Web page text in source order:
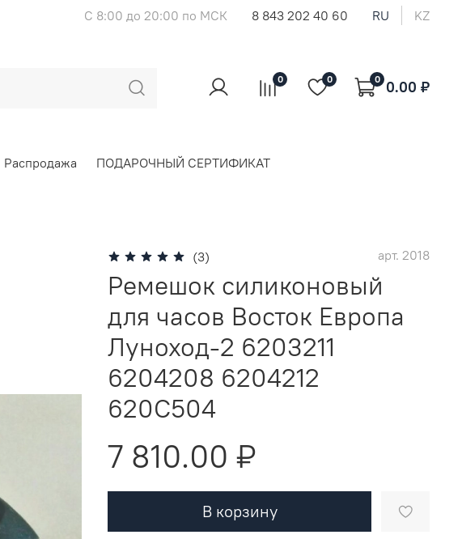
С 8:00 до 20:00 по МСК 8 843 202 40 60 RU KZ
0 0 0 0.00 ₽
Распродажа ПОДАРОЧНЫЙ СЕРТИФИКАТ
(3) арт. 2018
Ремешок силиконовый
для часов Восток Европа
Луноход-2 6203211
6204208 6204212
620C504
7 810.00 ₽
В корзину